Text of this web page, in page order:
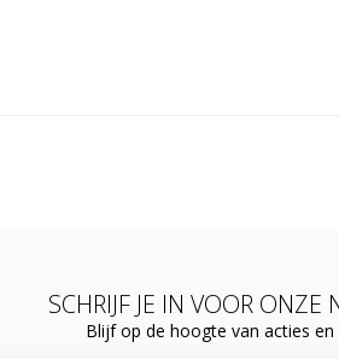
SCHRIJF JE IN VOOR ONZE
Blijf op de hoogte van acties